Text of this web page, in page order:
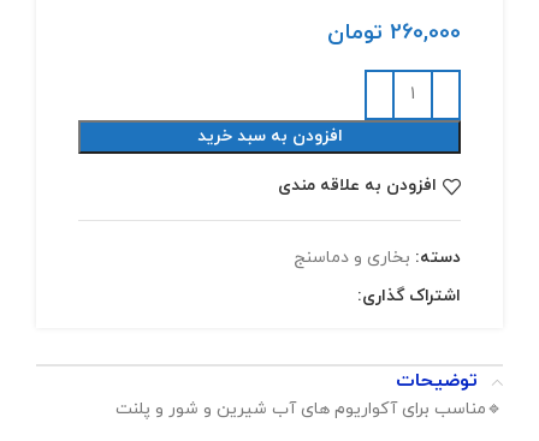
260,000 تومان
افزودن به سبد خرید
افزودن به علاقه مندی
دسته: بخاری و دماسنج
اشتراک گذاری:
توضیحات
🔹️مناسب برای آکواریوم های آب شیرین و شور و پلنت